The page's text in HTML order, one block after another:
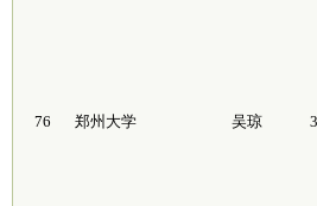
76 郑州大学 吴琼